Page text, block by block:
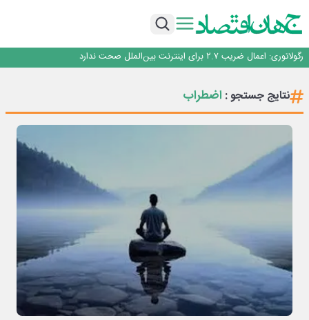
یک اشتباه کلاد، تمام اطلاعات کاربر را به باد داد
رگولاتوری: اعمال ضریب ۲.۷ برای اینترنت بین‌الملل صحت ندارد
با تقاضای برق ناپایدار هوش مصنوعی خودزنی می‌کند
یک اشتباه کلاد، تمام اطلاعات کاربر را به باد داد
نتایج جستجو : اضطراب